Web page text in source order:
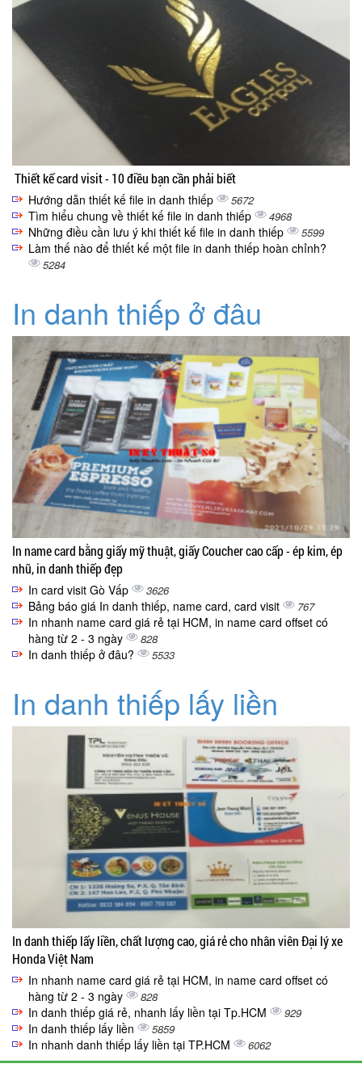
Thiết kế card visit - 10 điều bạn cần phải biết
Hướng dẫn thiết kế file in danh thiếp 5672
Tìm hiểu chung về thiết kế file in danh thiếp 4968
Những điều cần lưu ý khi thiết kế file in danh thiếp 5599
Làm thế nào để thiết kế một file in danh thiếp hoàn chỉnh?
5284
In danh thiếp ở đâu
In name card bằng giấy mỹ thuật, giấy Coucher cao cấp - ép kim, ép
nhũ, in danh thiếp đẹp
In card visit Gò Vấp 3626
Bảng báo giá In danh thiếp, name card, card visit 767
In nhanh name card giá rẻ tại HCM, in name card offset có
hàng từ 2 - 3 ngày
828
In danh thiếp ở đâu? 5533
In danh thiếp lấy liền
In danh thiếp lấy liền, chất lượng cao, giá rẻ cho nhân viên Đại lý xe
Honda Việt Nam
In nhanh name card giá rẻ tại HCM, in name card offset có
hàng từ 2 - 3 ngày
828
In danh thiếp giá rẻ, nhanh lấy liền tại Tp.HCM 929
In danh thiếp lấy liền 5859
In nhanh danh thiếp lấy liền tại TP.HCM 6062